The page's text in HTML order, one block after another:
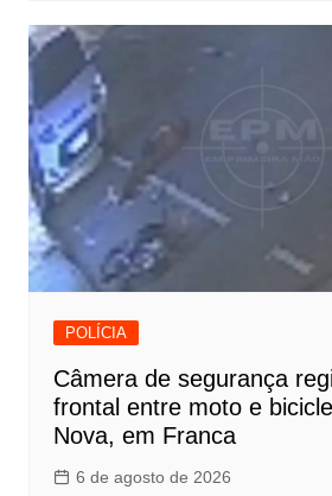
POLÍCIA
Câmera de segurança
frontal entre moto e
Nova, em Franca
6 de agosto de 2026